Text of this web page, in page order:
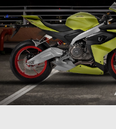
Item
Item